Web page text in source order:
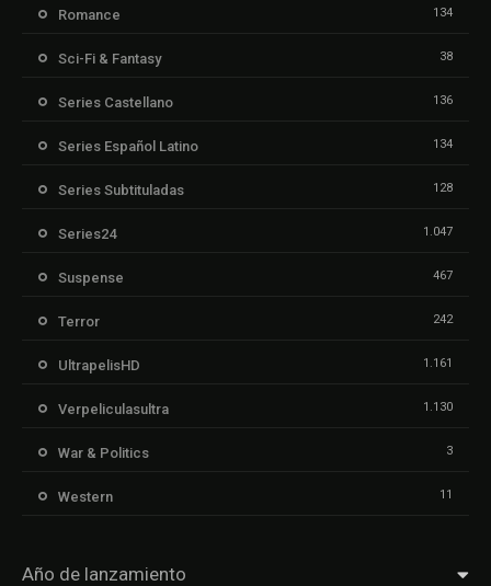
Romance 134
Sci-Fi & Fantasy 38
Series Castellano 136
Series Español Latino 134
Series Subtituladas 128
Series24 1.047
Suspense 467
Terror 242
UltrapelisHD 1.161
Verpeliculasultra 1.130
War & Politics 3
Western 11
Año de lanzamiento